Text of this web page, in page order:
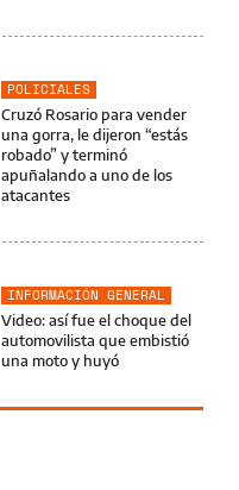
POLICIALES
Cruzó Rosario para vender
una gorra, le dijeron “estás
robado” y terminó
apuñalando a uno de los
atacantes
INFORMACIÓN GENERAL
Video: así fue el choque del
automovilista que embistió
una moto y huyó